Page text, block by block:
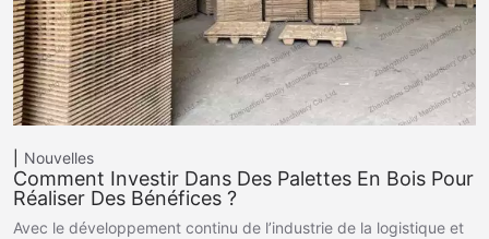
Nouvelles
Comment Investir Dans Des Palettes En Bois Pour
Réaliser Des Bénéfices ?
Avec le développement continu de l’industrie de la logistique et